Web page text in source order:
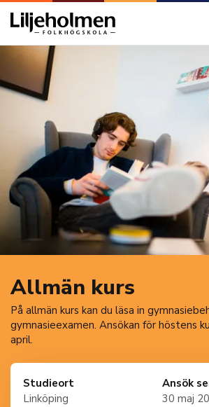
Allmän kurs
På allmän kurs kan du läsa in
gymnasieexamen. Ansökan för höstens
april.
Studieort
Linköping
Ansök
30 maj